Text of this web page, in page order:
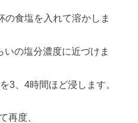
の食塩を入れて溶かしま
いの塩分濃度に近づけま
3、4時間ほど浸します。
再度、